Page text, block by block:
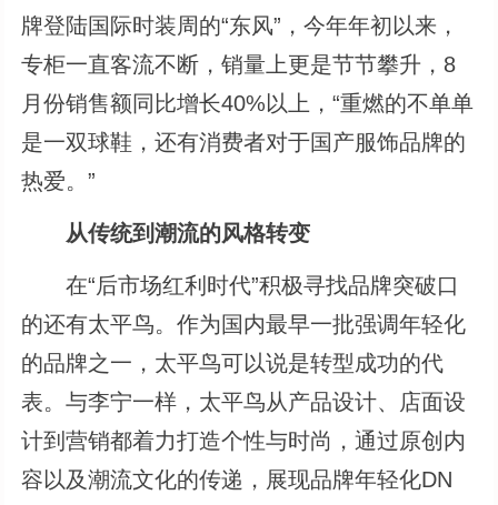
牌登陆国际时装周的“东风”，今年年初以来，
专柜一直客流不断，销量上更是节节攀升，8
月份销售额同比增长40%以上，“重燃的不单单
是一双球鞋，还有消费者对于国产服饰品牌的
热爱。”
从传统到潮流的风格转变
在“后市场红利时代”积极寻找品牌突破口
的还有太平鸟。作为国内最早一批强调年轻化
的品牌之一，太平鸟可以说是转型成功的代
表。与李宁一样，太平鸟从产品设计、店面设
计到营销都着力打造个性与时尚，通过原创内
容以及潮流文化的传递，展现品牌年轻化DN